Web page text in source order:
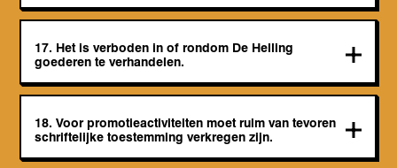
17. Het is verboden in of rondom De Helling
goederen te verhandelen.
18. Voor promotieactiviteiten moet ruim van tevoren
schriftelijke toestemming verkregen zijn.